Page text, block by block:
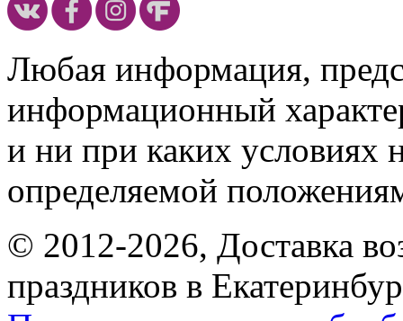
Любая информация,
информационный
и ни при каких условиях
определяемой
© 2012-2026, Доставка
праздников в